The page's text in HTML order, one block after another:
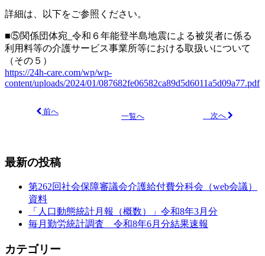
詳細は、以下をご参照ください。
■⑤関係団体宛_令和６年能登半島地震による被災者に係る
利用料等の介護サービス事業所等における取扱いについて
（その５）
https://24h-care.com/wp/wp-
content/uploads/2024/01/087682fe06582ca89d5d6011a5d09a77.pdf
前へ
一覧へ 次へ
最新の投稿
第262回社会保障審議会介護給付費分科会（web会議）
資料
「人口動態統計月報（概数）」令和8年3月分
毎月勤労統計調査 令和8年6月分結果速報
カテゴリー